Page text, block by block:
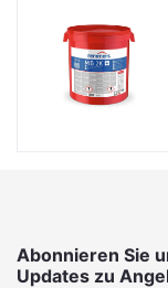
Abonnieren Sie
Updates zu